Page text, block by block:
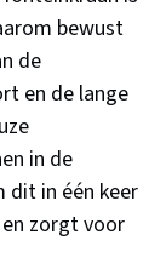
bewust
de
en de lange
in de
dit in één keer
zorgt voor